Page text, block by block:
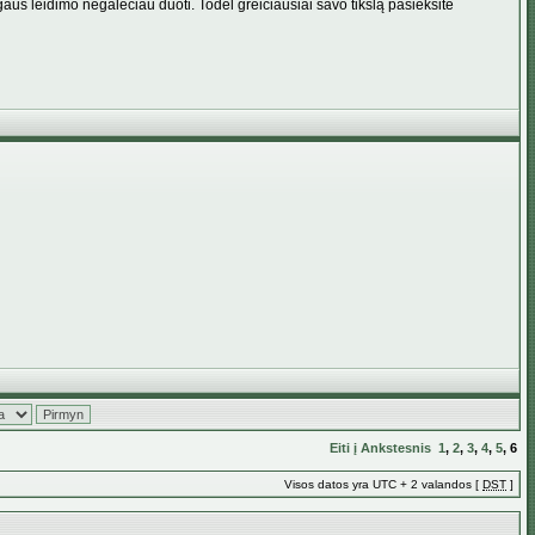
leidimo negalėčiau duoti. Todėl greičiausiai savo tikslą pasieksite
Eiti į Ankstesnis 1, 2, 3, 4, 5, 6
Visos datos yra UTC + 2 valandos [ DST ]